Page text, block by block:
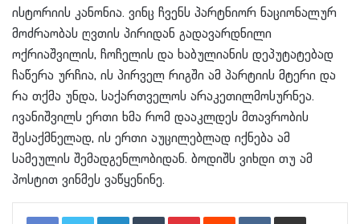
ისტორიის კანონია. ვინც ჩვენს პარტნიორ ნაციონალურ
მოძრაობას ღვთის პირიდან გადავარდნილი
ოქრიაშვილის, ჩოჩელის და ხაბულიანის დეპუტატებად
ჩაწერა ურჩია, ის პირველ რიგში ამ პარტიის მტერი და
რა თქმა უნდა, საქართველოს არაკეთილმოსურნეა.
ივანიშვილს ერთი ხმა რომ დააკლდეს მთავრობის
შესაქმნელად, ის ერთი აუცილებლად იქნება ამ
სამეულის შემადგენლობიდან. ბოდიშს ვიხდი თუ ამ
პოსტით ვინმეს ვაწყენინე.
LinkedInTumblr PinterestReddit VKontakteShare via Email